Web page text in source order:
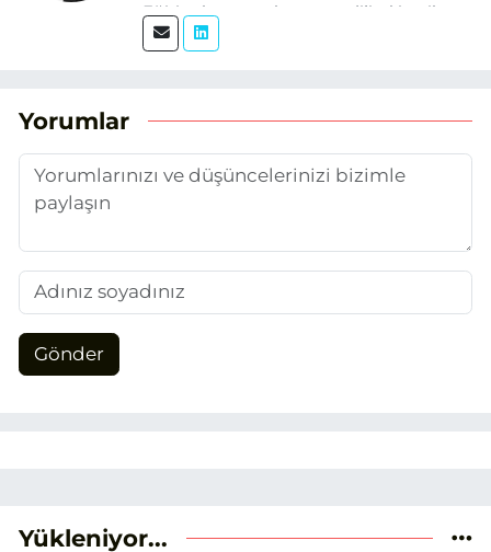
Eğitim hayatım boyunca dijital içerik
üretimi ve arama motoru
temel alıyorum.
Yorumlar
Gönder
Yükleniyor...